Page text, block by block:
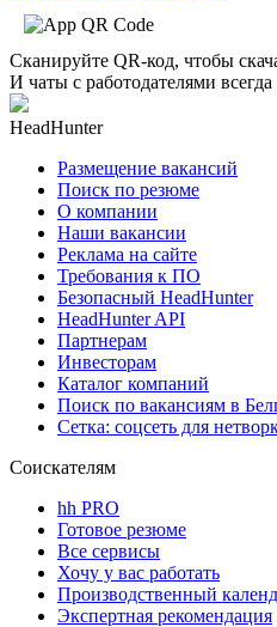
Сканируйте QR-код, чтобы
И чаты с работодателями
HeadHunter
Размещение вакансий
Поиск по резюме
О компании
Наши вакансии
Реклама на сайте
Требования к ПО
Безопасный HeadHunter
HeadHunter API
Партнерам
Инвесторам
Каталог компаний
Поиск по вакансиям в
Сетка: соцсеть для
Соискателям
hh PRO
Готовое резюме
Все сервисы
Хочу у вас работать
Производственный
Экспертная рекомендация